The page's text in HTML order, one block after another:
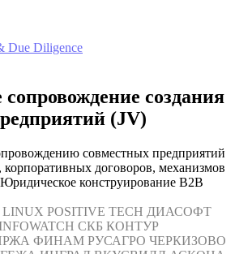
Due Diligence
создания
(JV)
совместных предприятий
корпоративных договоров, механизмов
конструирование B2B
LINUX POSITIVE TECH ДИАСОФТ
СКБ КОНТУР
ФИНАМ РУСАГРО ЧЕРКИЗОВО